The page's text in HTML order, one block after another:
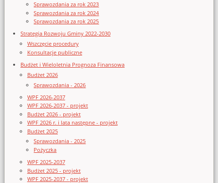
Sprawozdania za rok 2023
Sprawozdania za rok 2024
Sprawozdania za rok 2025
Strategia Rozwoju Gminy 2022-2030
Wszczęcie procedury
Konsultacje publiczne
Budżet i Wieloletnia Prognoza Finansowa
Budżet 2026
Sprawozdania - 2026
WPF 2026-2037
WPF 2026-2037 - projekt
Budżet 2026 - projekt
WPF 2026 r. i lata następne - projekt
Budżet 2025
Sprawozdania - 2025
Pożyczka
WPF 2025-2037
Budżet 2025 - projekt
WPF 2025-2037 - projekt